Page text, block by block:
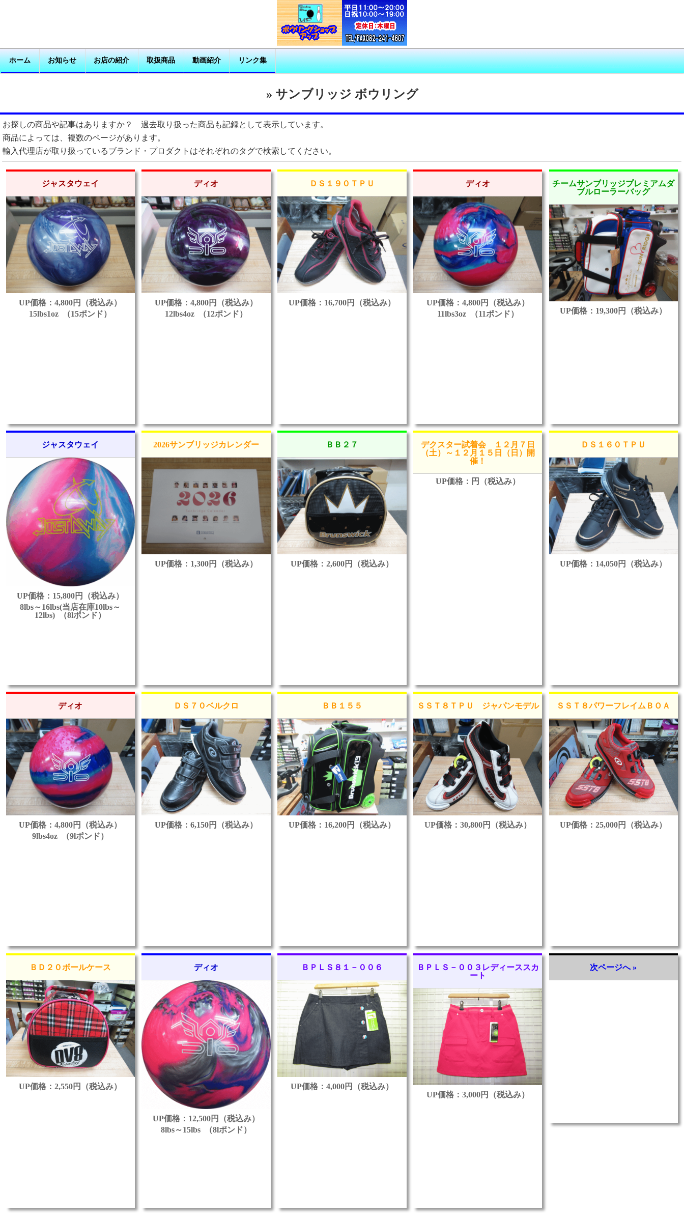
ホーム お知らせ お店の紹介 取扱商品 動画紹介 リンク集
» サンブリッジ ボウリング
お探しの商品や記事はありますか？ 過去取り扱った商品も記録として表示しています。
商品によっては、複数のページがあります。
輸入代理店が取り扱っているブランド・プロダクトはそれぞれのタグで検索してください。
ジャスタウェイ
UP価格：4,800円（税込み）
15lbs1oz （15ポンド）
ディオ
UP価格：4,800円（税込み）
12lbs4oz （12ポンド）
ＤＳ１９０ＴＰＵ
UP価格：16,700円（税込み）
ディオ
UP価格：4,800円（税込み）
11lbs3oz （11ポンド）
チームサンブリッジプレミアムダ
ブルローラーバッグ
UP価格：19,300円（税込み）
ジャスタウェイ
UP価格：15,800円（税込み）
8lbs～16lbs(当店在庫10lbs～
12lbs) （8lポンド）
2026サンブリッジカレンダー
UP価格：1,300円（税込み）
ＢＢ２７
UP価格：2,600円（税込み）
デクスター試着会 １２月７日
（土）～１２月１５日（日）開
催！
UP価格：円（税込み）
ＤＳ１６０ＴＰＵ
UP価格：14,050円（税込み）
ディオ
UP価格：4,800円（税込み）
9lbs4oz （9lポンド）
ＤＳ７０ベルクロ
UP価格：6,150円（税込み）
ＢＢ１５５
UP価格：16,200円（税込み）
ＳＳＴ８ＴＰＵ ジャパンモデル
UP価格：30,800円（税込み）
ＳＳＴ８パワーフレイムＢＯＡ
UP価格：25,000円（税込み）
ＢＤ２０ボールケース
UP価格：2,550円（税込み）
ディオ
UP価格：12,500円（税込み）
8lbs～15lbs （8lポンド）
ＢＰＬＳ８１－００６
UP価格：4,000円（税込み）
ＢＰＬＳ－００３レディーススカ
ート
UP価格：3,000円（税込み）
次ページへ »